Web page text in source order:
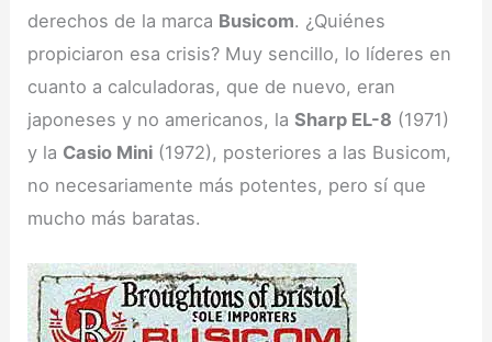
derechos de la marca Busicom. ¿Quiénes
propiciaron esa crisis? Muy sencillo, lo líderes en
cuanto a calculadoras, que de nuevo, eran
japoneses y no americanos, laSharp EL-8 (1971)
y la Casio Mini (1972), posteriores a las Busicom,
no necesariamente más potentes, pero sí que
mucho más baratas.